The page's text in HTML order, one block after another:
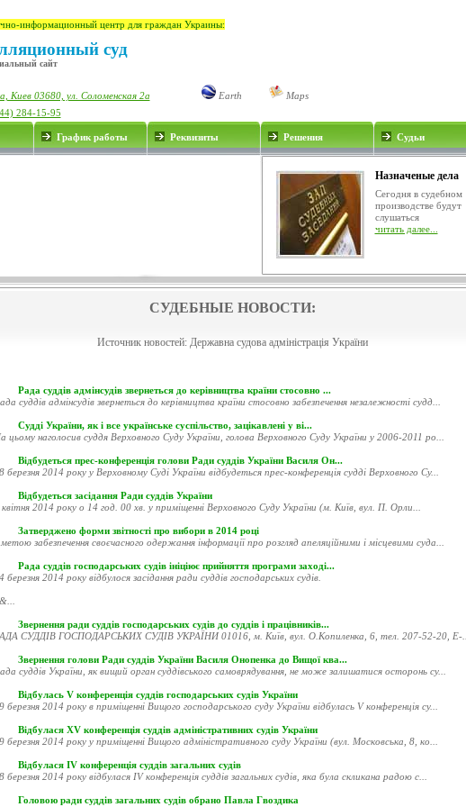
информационный центр для граждан Украины:
суд
сайт
Киев 03680, ул. Соломенская 2а Earth
Maps
284-15-95
График работы Реквизиты Решения Судьи
Назначеные дела
Сегодня в судебном
производстве будут
слушаться
читать далее...
СУДЕБНЫЕ НОВОСТИ:
Источник новостей: Державна судова адміністрація України
Рада суддів адмінсудів звернеться до керівництва країни стосовно ...
суддів адмінсудів звернеться до керівництва країни стосовно забезпечення незалежності судд...
Судді України, як і все українське суспільство, зацікавлені у ві...
цьому наголосив суддя Верховного Суду України, голова Верховного Суду України у 2006-2011 ро...
Відбудеться прес-конференція голови Ради суддів України Василя Он...
березня 2014 року у Верховному Суді України відбудеться прес-конференція судді Верховного Су...
Відбудеться засідання Ради суддів України
2014 року о 14 год. 00 хв. у приміщенні Верховного Суду України (м. Київ, вул. П. Орли...
Затверджено форми звітності про вибори в 2014 році
забезпечення своєчасного одержання інформації про розгляд апеляційними і місцевими суда...
Рада суддів господарських судів ініціює прийняття програми заході...
березня 2014 року відбулося засідання ради суддів господарських судів.
Звернення ради суддів господарських судів до суддів і працівників...
СУДДІВ ГОСПОДАРСЬКИХ СУДІВ УКРАЇНИ 01016, м. Київ, вул. О.Копиленка, 6, тел. 207-52-20, E-...
Звернення голови Ради суддів України Василя Онопенка до Вищої ква...
суддів України, як вищий орган суддівського самоврядування, не може залишатися осторонь су...
Відбулась V конференція суддів господарських судів України
березня 2014 року в приміщенні Вищого господарського суду України відбулась V конференція су...
Відбулася XV конференція суддів адміністративних судів України
березня 2014 року у приміщенні Вищого адміністративного суду України (вул. Московська, 8, ко...
Відбулася ІV конференція суддів загальних судів
березня 2014 року відбулася ІV конференція суддів загальних судів, яка була скликана радою с...
Головою ради суддів загальних судів обрано Павла Гвоздика